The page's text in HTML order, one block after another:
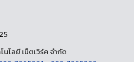
โลยี เน็ตเวิร์ค จำกัด